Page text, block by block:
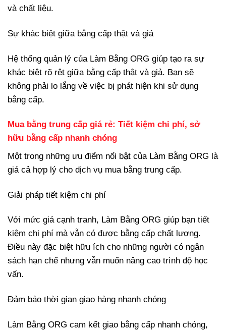
và chất liệu.
Sự khác biệt giữa bằng cấp thật và giả
Hệ thống quản lý của Làm Bằng ORG giúp tạo ra sự
khác biệt rõ rệt giữa bằng cấp thật và giả. Bạn sẽ
không phải lo lắng về việc bị phát hiện khi sử dụng
bằng cấp.
Mua bằng trung cấp giá rẻ: Tiết kiệm chi phí, sở
hữu bằng cấp nhanh chóng
Một trong những ưu điểm nổi bật của Làm Bằng ORG là
giá cả hợp lý cho dịch vụ mua bằng trung cấp.
Giải pháp tiết kiệm chi phí
Với mức giá cạnh tranh, Làm Bằng ORG giúp bạn tiết
kiệm chi phí mà vẫn có được bằng cấp chất lượng.
Điều này đặc biệt hữu ích cho những người có ngân
sách hạn chế nhưng vẫn muốn nâng cao trình độ học
vấn.
Đảm bảo thời gian giao hàng nhanh chóng
Làm Bằng ORG cam kết giao bằng cấp nhanh chóng,